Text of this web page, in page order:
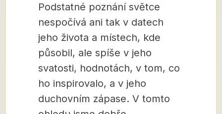
Podstatné poznání světce
nespočívá ani tak v datech
jeho života a místech, kde
působil, ale spíše v jeho
svatosti, hodnotách, v tom, co
ho inspirovalo, a v jeho
duchovním zápase. V tomto